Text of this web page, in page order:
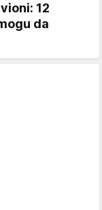
12
da